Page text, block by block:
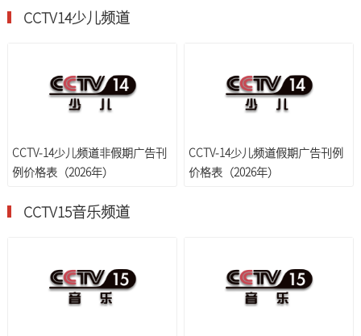
CCTV14少儿频道
CCTV-14少儿频道非假期广告刊
例价格表（2026年）
CCTV-14少儿频道假期广告刊例
价格表（2026年）
CCTV15音乐频道